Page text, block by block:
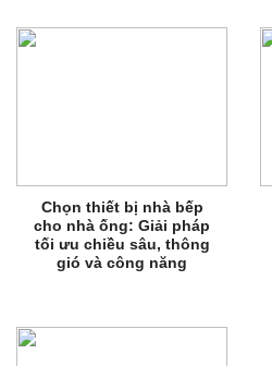
Chọn thiết bị nhà bếp
cho nhà ống: Giải pháp
tối ưu chiều sâu, thông
gió và công năng